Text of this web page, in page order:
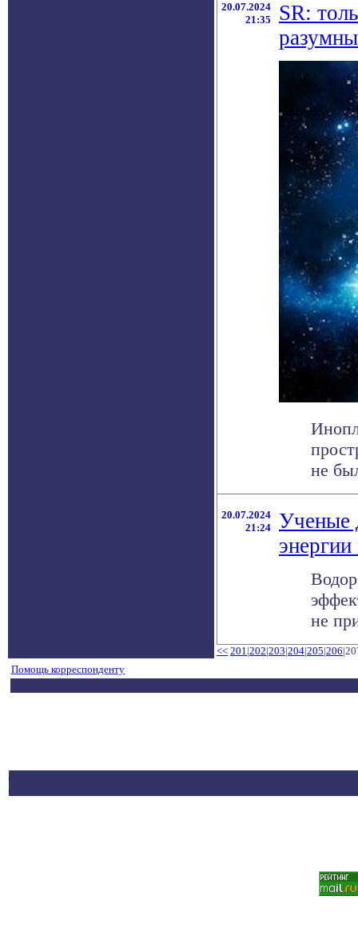
20.07.2024
21:35
SR:
не
20.07.2024
21:24
Ученые
не
<< 201|202|203|204|205|206
Помощь корреспонденту